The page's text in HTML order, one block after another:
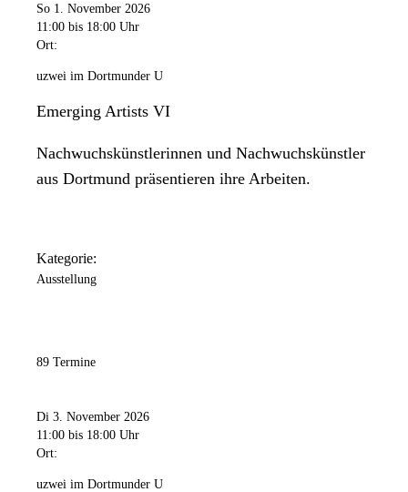
So 1. November 2026
11:00 bis 18:00 Uhr
Ort:
uzwei im Dortmunder U
Emerging Artists VI
Nachwuchskünstlerinnen und Nachwuchskünstler
aus Dortmund präsentieren ihre Arbeiten.
Kategorie:
Ausstellung
89 Termine
Di 3. November 2026
11:00 bis 18:00 Uhr
Ort:
uzwei im Dortmunder U